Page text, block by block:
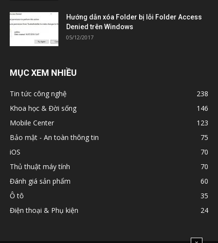
Hướng dẫn xóa Folder bị lỗi Folder Access
Denied trên Windows
05/12/2017
MỤC XEM NHIỀU
Tin tức công nghệ
238
Khoa học & Đời sống
146
Mobile Center
123
Bảo mật - An toàn thông tin
75
iOS
70
Thủ thuật máy tính
70
Đánh giá sản phẩm
60
Ô tô
35
Điện thoại & Phụ kiện
24